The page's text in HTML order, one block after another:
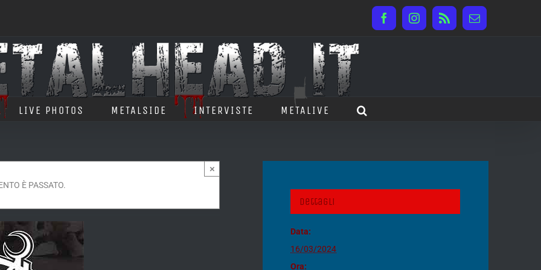
FacebookInstagram
Rss Email
LIVE PHOTOS METALSIDE INTERVISTE METALIVE
È PASSATO.
×
Dettagli
Data:
16/03/2024
Ora: